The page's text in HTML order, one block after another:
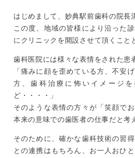
はじめまして、妙典駅前歯科の院長
この度、地域の皆様により沿った
にクリニックを開設させて頂くこと
歯科医院には様々な表情をされた患
「痛みに顔を歪めている方、不安
方、歯科治療に怖いイメージ
ど・・・・」
そのような表情の方々が「笑顔で
本来の意味での歯医者の仕事だと考
そのために、確かな歯科技術の習
との連携はもちろん、お一人おひ